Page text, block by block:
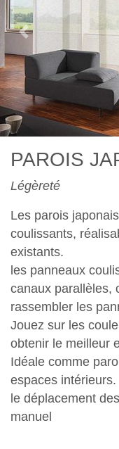
Previous
PAROIS
Légèreté
Les parois
coulissants,
existants.
les panneaux
canaux parallèles,
rassembler les
Jouez sur les
obtenir le meilleur
Idéale comme
espaces intérieurs.
le déplacement
manuel